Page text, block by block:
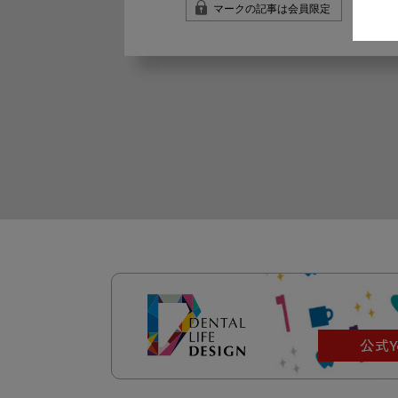
マークの記事は会員限定